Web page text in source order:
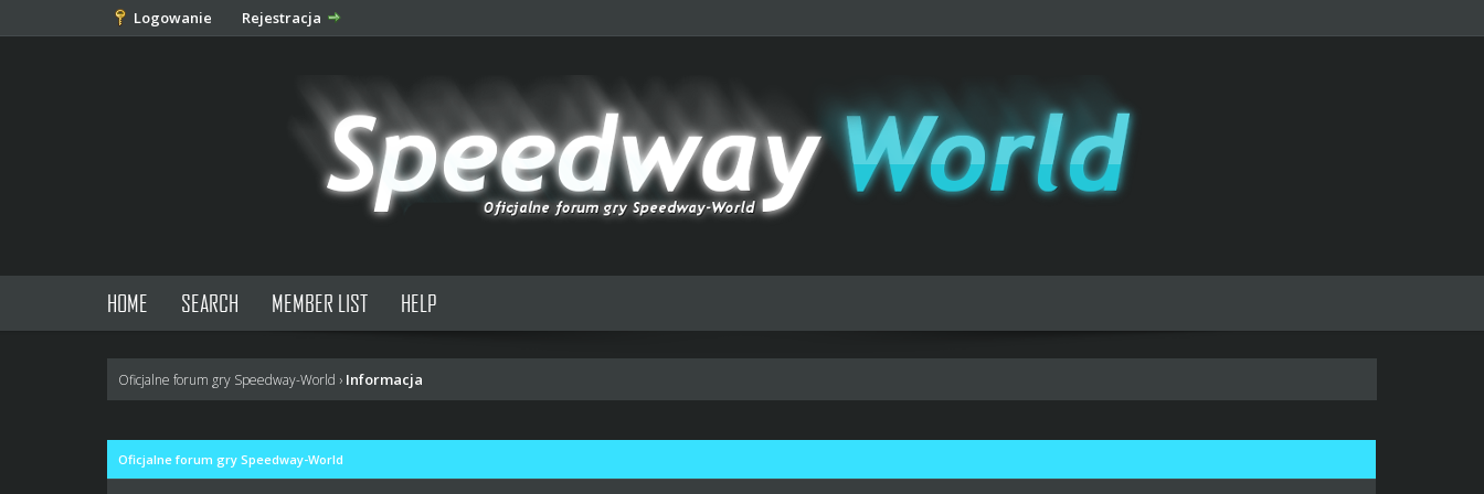
Logowanie Rejestracja
HOME SEARCH MEMBER LIST HELP
Oficjalne forum gry Speedway-World › Informacja
Oficjalne forum gry Speedway-World